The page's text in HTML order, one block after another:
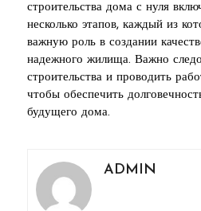
строительства дома с нуля
несколько этапов, каждый из
важную роль в создании
надежного жилища. Важно
строительства и проводить
чтобы обеспечить
будущего дома.
ADMIN